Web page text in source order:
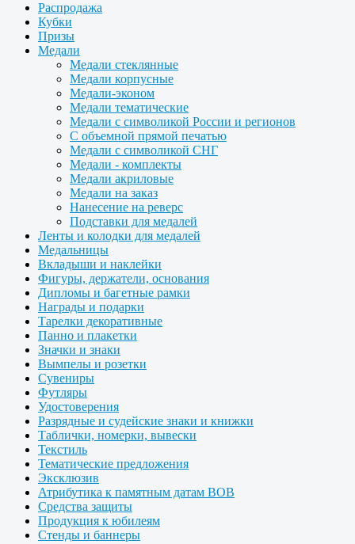
Распродажа
Кубки
Призы
Медали
Медали стеклянные
Медали корпусные
Медали-эконом
Медали тематические
Медали с символикой России и регионов
С объемной прямой печатью
Медали с символикой СНГ
Медали - комплекты
Медали акриловые
Медали на заказ
Нанесение на реверс
Подставки для медалей
Ленты и колодки для медалей
Медальницы
Вкладыши и наклейки
Фигуры, держатели, основания
Дипломы и багетные рамки
Награды и подарки
Тарелки декоративные
Панно и плакетки
Значки и знаки
Вымпелы и розетки
Сувениры
Футляры
Удостоверения
Разрядные и судейские знаки и книжки
Таблички, номерки, вывески
Текстиль
Тематические предложения
Эксклюзив
Атрибутика к памятным датам ВОВ
Средства защиты
Продукция к юбилеям
Стенды и баннеры